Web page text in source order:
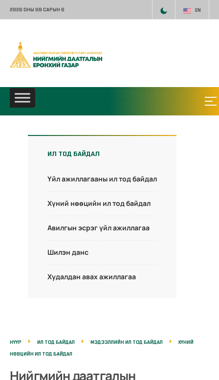
2026 ОНЫ 08 САРЫН 6 EN
ИЛ ТОД БАЙДАЛ
Үйл ажиллагааны ил тод байдал
Хүний нөөцийн ил тод байдал
Авилгын эсрэг үйл ажиллагаа
Шилэн данс
Худалдан авах ажиллагаа
НҮҮР ИЛ ТОД БАЙДАЛ МЭДЭЭЛЛИЙН ИЛ ТОД БАЙДАЛ
ХҮНИЙ
НӨӨЦИЙН ИЛ ТОД БАЙДАЛ
Нийгмийн даатгалын